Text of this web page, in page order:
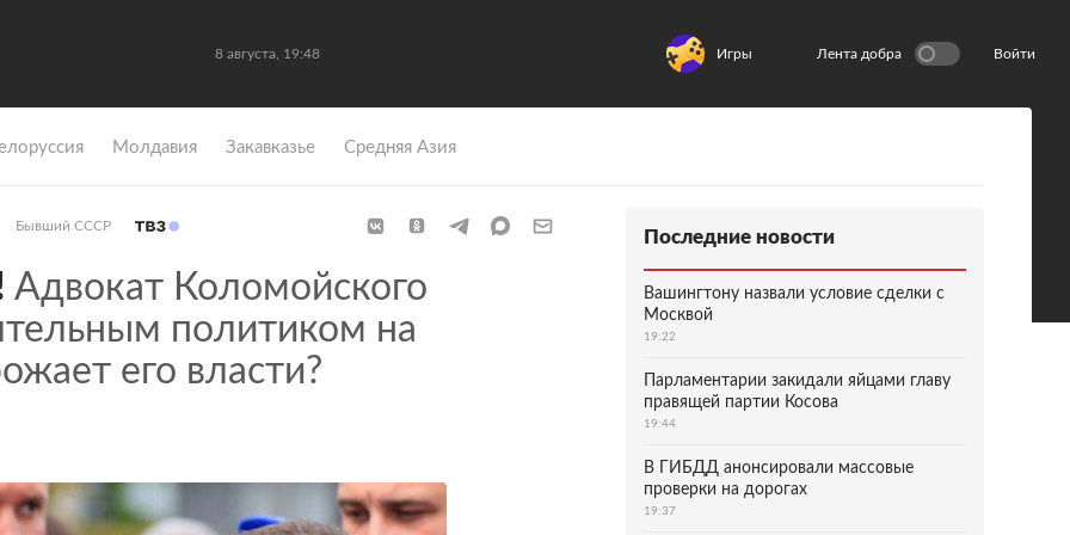
8 августа, 19:48 Игры Лента добра Войти
Молдавия Закавказье Средняя Азия
Бывший СССР
Адвокат Коломойского
политиком на
его власти?
Последние новости
Вашингтону назвали условие сделки с
Москвой
19:22
Парламентарии закидали яйцами главу
правящей партии Косова
19:44
В ГИБДД анонсировали массовые
проверки на дорогах
19:37